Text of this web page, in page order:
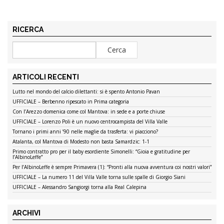
RICERCA
ARTICOLI RECENTI
Lutto nel mondo del calcio dilettanti: si è spento Antonio Pavan
UFFICIALE – Berbenno ripescato in Prima categoria
Con l’Arezzo domenica come col Mantova: in sede e a porte chiuse
UFFICIALE – Lorenzo Poli è un nuovo centrocampista del Villa Valle
Tornano i primi anni ’90 nelle maglie da trasferta: vi piacciono?
Atalanta, col Mantova di Modesto non basta Samardzic: 1-1
Primo contratto pro per il baby esordiente Simonelli: “Gioia e gratitudine per
l’AlbinoLeffe”
Per l’AlbinoLeffe è sempre Primavera (1): “Pronti alla nuova avventura coi nostri valori”
UFFICIALE – La numero 11 del Villa Valle torna sulle spalle di Giorgio Siani
UFFICIALE – Alessandro Sangiorgi torna alla Real Calepina
ARCHIVI